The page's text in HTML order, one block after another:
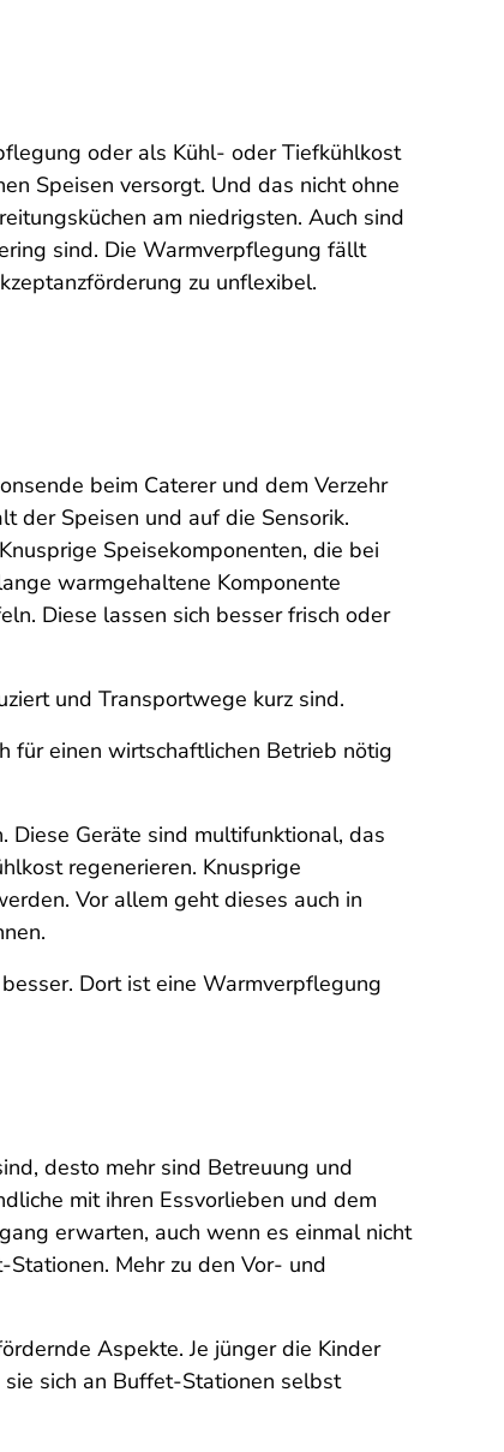
oder als Kühl- oder Tiefkühlkost
Speisen versorgt. Und das nicht ohne
am niedrigsten. Auch sind
sind. Die Warmverpflegung fällt
zu unflexibel.
beim Caterer und dem Verzehr
der Speisen und auf die Sensorik.
Speisekomponenten, die bei
warmgehaltene Komponente
Diese lassen sich besser frisch oder
und Transportwege kurz sind.
für einen wirtschaftlichen Betrieb nötig
Diese Geräte sind multifunktional, das
regenerieren. Knusprige
Vor allem geht dieses auch in
Dort ist eine Warmverpflegung
desto mehr sind Betreuung und
mit ihren Essvorlieben und dem
erwarten, auch wenn es einmal nicht
Mehr zu den Vor- und
Aspekte. Je jünger die Kinder
sich an Buffet-Stationen selbst